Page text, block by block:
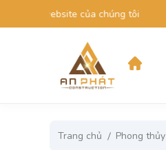
của chúng tôi
Trang chủ Phong thủy